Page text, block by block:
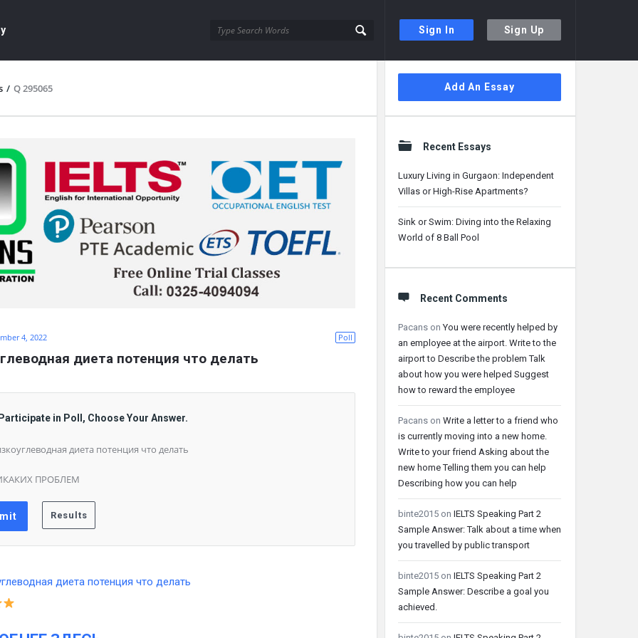
Sign In Sign Up
/ Q 295065
Poll
4, 2022
диета потенция что делать
in Poll, Choose Your Answer.
диета потенция что делать
ПРОБЛЕМ
Sidebar
Add An Essay
Recent Essays
Luxury Living in Gurgaon: Independent
Villas or High-Rise Apartments?
Sink or Swim: Diving into the Relaxing
World of 8 Ball Pool
Recent Comments
Pacans onYou were recently helped by
an employee at the airport. Write to the
airport to Describe the problem Talk
about how you were helped Suggest
how to reward the employee
Pacans on Write a letter to a friend who
is currently moving into a new home.
Write to your friend Asking about the
new home Telling them you can help
Describing how you can help
binte2015 on IELTS Speaking Part 2
Sample Answer: Talk about a time when
you travelled by public transport
binte2015 on IELTS Speaking Part 2
Sample Answer: Describe a goal you
achieved.